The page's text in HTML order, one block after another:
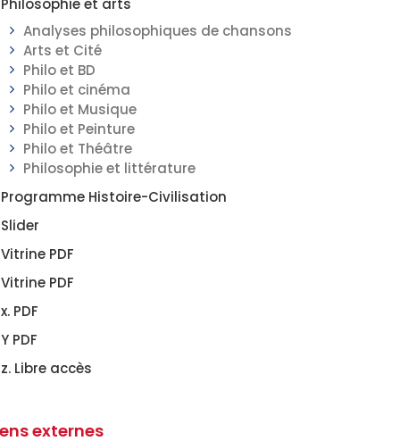
Philosophie et arts
Analyses philosophiques de chansons
Arts et Cité
Philo et BD
Philo et cinéma
Philo et Musique
Philo et Peinture
Philo et Théâtre
Philosophie et littérature
Programme Histoire-Civilisation
Slider
Vitrine PDF
Vitrine PDF
x. PDF
Y PDF
z. Libre accès
externes